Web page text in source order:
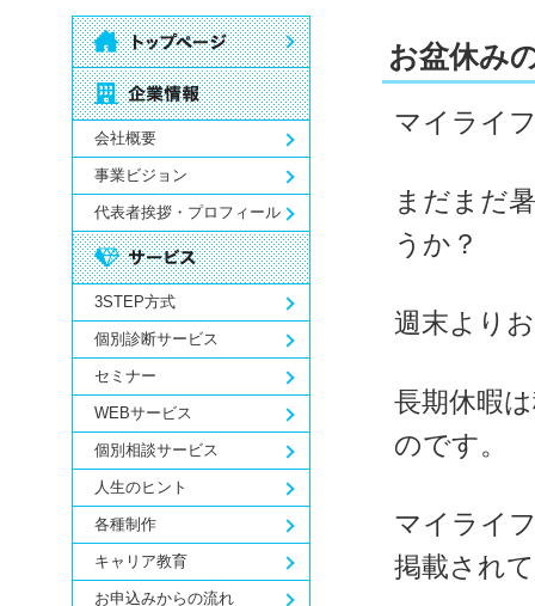
会社概要
事業ビジョン
代表者挨拶・プロフィール
3STEP方式
個別診断サービス
セミナー
WEBサービス
個別相談サービス
人生のヒント
各種制作
キャリア教育
お申込みからの流れ
お盆休み
マイライ
まだまだ
うか？
週末より
長期休暇
のです。
マイライ
掲載され